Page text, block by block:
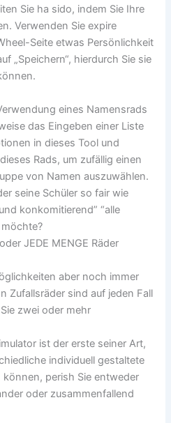
Sie ha sido, indem Sie Ihre
Verwenden Sie expire
Seite etwas Persönlichkeit
„Speichern“, hierdurch Sie sie
eines Namensrads
das Eingeben einer Liste
in dieses Tool und
Rads, um zufällig einen
von Namen auszuwählen.
seine Schüler so fair wie
konkomitierend” “alle
JEDE MENGE Räder
aber noch immer
Zufallsräder sind auf jeden Fall
zwei oder mehr
ist der erste seiner Art,
individuell gestaltete
können, perish Sie entweder
oder zusammenfallend